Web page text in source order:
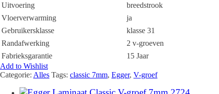
Uitvoering
breedstrook
Vloerverwarming
ja
Gebruikersklasse
klasse 31
Randafwerking
2 v-groeven
Fabrieksgarantie
15 Jaar
Add to Wishlist
Categorie: Alles Tags: classic 7mm, Egger, V-groef